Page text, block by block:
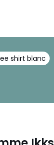
shirt blanc